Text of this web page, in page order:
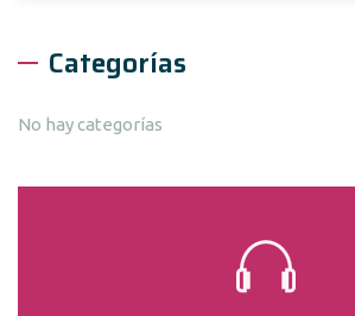
Categorías
No hay categorías